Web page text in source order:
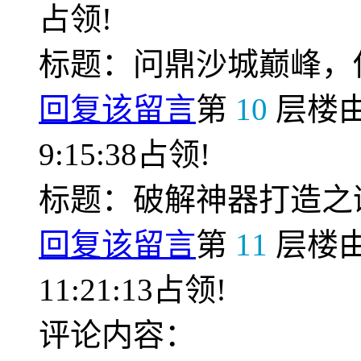
占领!
标题：问鼎沙城巅峰
回复该留言第 10 层楼
9:15:38占领!
标题：破解神器打造
回复该留言第 11 层楼
11:21:13占领!
评论内容：